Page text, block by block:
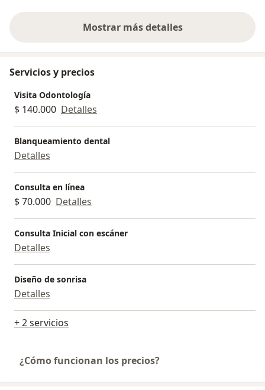
La atención a los niños y niñas la convertimos en una
experiencia agradable donde dedicamos el tiempo
pequeños minimizando el miedo a visitar al
especialista.
trabajo!
Mostrar más detalles
sobre la experiencia
Servicios y precios
Visita Odontología
$ 140.000 Detalles
Blanqueamiento dental
Detalles
Consulta en línea
$ 70.000 Detalles
Consulta Inicial con escáner
Detalles
Diseño de sonrisa
Detalles
+ 2 servicios
¿Cómo funcionan los precios?